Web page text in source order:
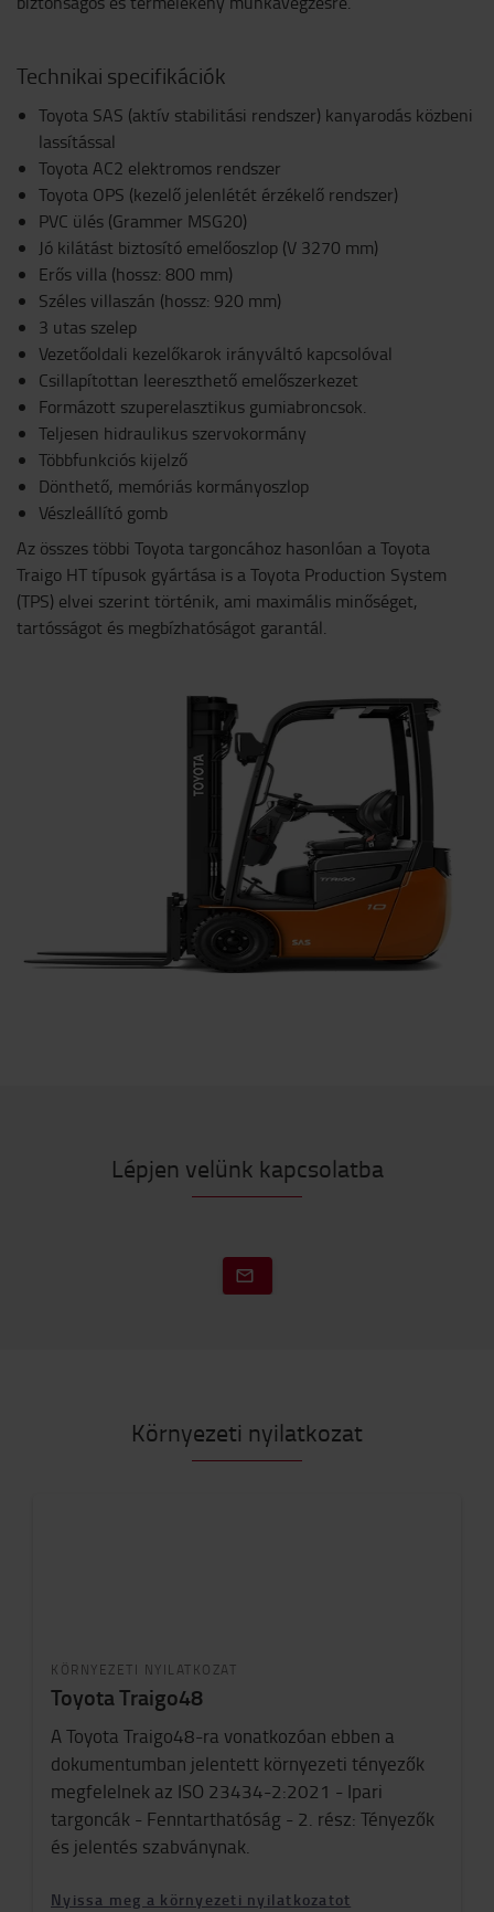
Technikai specifikációk
Toyota SAS (aktív stabilitási rendszer) kanyarodás közbeni
lassítással
Toyota AC2 elektromos rendszer
Toyota OPS (kezelő jelenlétét érzékelő rendszer)
PVC ülés (Grammer MSG20)
Jó kilátást biztosító emelőoszlop (V 3270 mm)
Erős villa (hossz: 800 mm)
Széles villaszán (hossz: 920 mm)
3 utas szelep
Vezetőoldali kezelőkarok irányváltó kapcsolóval
Csillapítottan leereszthető emelőszerkezet
Formázott szuperelasztikus gumiabroncsok.
Teljesen hidraulikus szervokormány
Többfunkciós kijelző
Dönthető, memóriás kormányoszlop
Vészleállító gomb
Az összes többi Toyota targoncához hasonlóan a Toyota
Traigo HT típusok gyártása is a Toyota Production System
(TPS) elvei szerint történik, ami maximális minőséget,
tartósságot és megbízhatóságot garantál.
Lépjen velünk kapcsolatba
Környezeti nyilatkozat
KÖRNYEZETI NYILATKOZAT
Toyota Traigo48
A Toyota Traigo48-ra vonatkozóan ebben a
dokumentumban jelentett környezeti tényezők
megfelelnek az ISO 23434-2:2021 - Ipari
targoncák - Fenntarthatóság - 2. rész: Tényezők
és jelentés szabványnak.
Nyissa meg a környezeti nyilatkozatot